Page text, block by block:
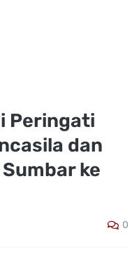
Peringati
dan
ke
0